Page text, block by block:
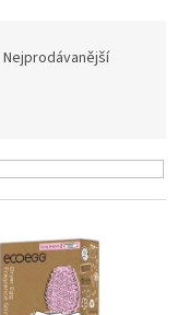
Nejprodávanější